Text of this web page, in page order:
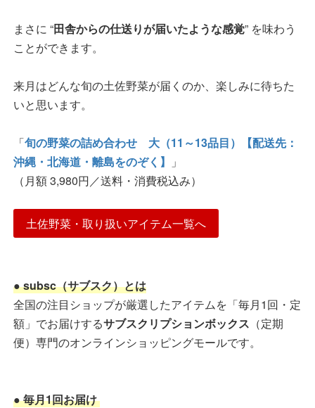
まさに “田舎からの仕送りが届いたような感覚” を味わう
ことができます。
来月はどんな旬の土佐野菜が届くのか、楽しみに待ちた
いと思います。
「旬の野菜の詰め合わせ 大（11～13品目）【配送先：
沖縄・北海道・離島をのぞく】
」
（月額 3,980円／送料・消費税込み）
土佐野菜・取り扱いアイテム一覧へ
● subsc（サブスク）とは
全国の注目ショップが厳選したアイテムを「毎月1回・定
額」でお届けするサブスクリプションボックス （定期
便）専門のオンラインショッピングモールです。
● 毎月1回お届け